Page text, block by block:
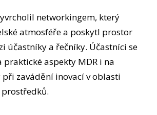
networkingem, který
atmosféře a poskytl prostor
účastníky a řečníky. Účastníci se
aspekty MDR i na
při zavádění inovací v oblasti